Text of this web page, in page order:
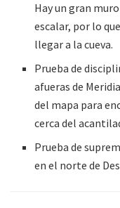
Hay un gran
escalar, por lo
llegar a la cueva.
Prueba de
afueras de
del mapa para
cerca del
Prueba de
en el norte de